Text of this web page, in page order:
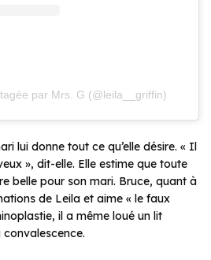
par Mrs. G (@leila__griffin)
lui donne tout ce qu’elle désire. « Il
», dit-elle. Elle estime que toute
belle pour son mari. Bruce, quant à
de Leila et aime « le faux
il a même loué un lit